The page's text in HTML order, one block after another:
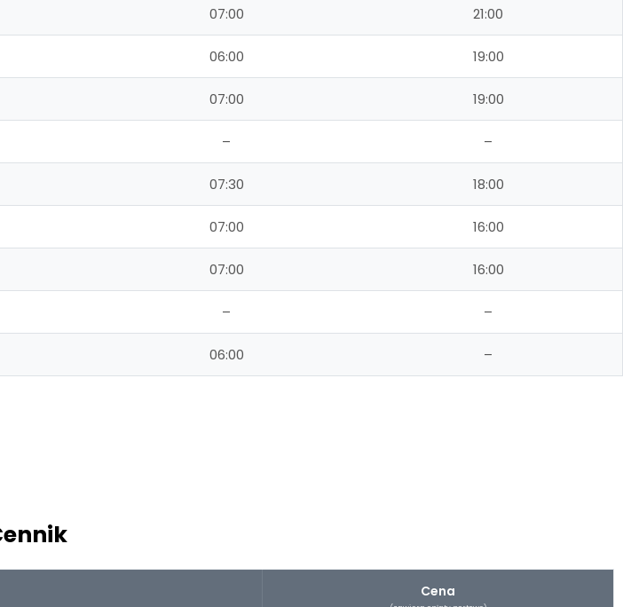
07:00 21:00
06:00 19:00
07:00 19:00
– –
07:30 18:00
07:00 16:00
07:00 16:00
– –
06:00 –
Cena